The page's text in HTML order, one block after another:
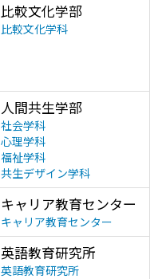
比較文化学部
比較文化学科
人間共生学部
社会学科
心理学科
福祉学科
共生デザイン学科
キャリア教育センター
キャリア教育センター
英語教育研究所
英語教育研究所